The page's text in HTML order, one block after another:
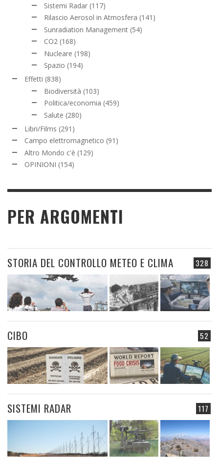
Sistemi Radar (117)
Rilascio Aerosol in Atmosfera (141)
Sunradiation Management (54)
CO2 (168)
Nucleare (198)
Spazio (194)
Effetti (838)
Biodiversità (103)
Politica/economia (459)
Salute (280)
Libri/Films (291)
Campo elettromagnetico (91)
Altro Mondo c'è (129)
OPINIONI (154)
PER ARGOMENTI
328
STORIA DEL CONTROLLO METEO E CLIMA
52
CIBO
117
SISTEMI RADAR